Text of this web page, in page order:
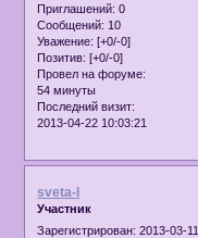
Приглашений: 0
Сообщений: 10
Уважение: [+0/-0]
Позитив: [+0/-0]
Провел на форуме:
54 минуты
Последний визит:
2013-04-22 10:03:21
sveta-l
Участник
Зарегистрирован: 2013-03-11